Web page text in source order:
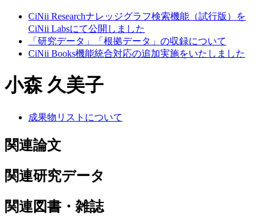
CiNii Researchナレッジグラフ検索機能（試行版）を
CiNii Labsにて公開しました
「研究データ」「根拠データ」の収録について
CiNii Books機能統合対応の追加実施をいたしました
小森 久美子
成果物リストについて
関連論文
関連研究データ
関連図書・雑誌